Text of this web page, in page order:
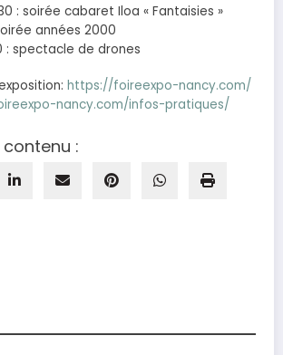
: soirée cabaret Iloa « Fantaisies »
années 2000
: spectacle de drones
https://foireexpo-nancy.com/
nancy.com/infos-pratiques/
: